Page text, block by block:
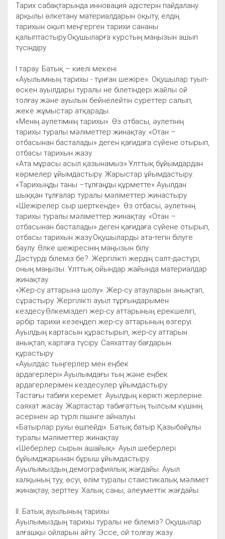
Тарих сабақтарында инновация әдістерін пайдалану
арқылы өлкетану материалдарын оқыту, елдің
тарихын оқып меңгерген тарихи сананы
қалыптастыру.Оқушыларға курстың маңызын ашып
түсіндіру.
І тарау. Батық – киелі мекені
«Ауылымның тарихы - тұнған шежіре». Оқушылар туып-
өскен ауылдары туралы не білетіндері жайлы ой
толғау және ауылын бейнелейтін суреттер салып,
жеке жұмыстар атқарады.
«Менің әулетімнің тарихы». Өз отбасы, әулетінің
тарихы туралы мәліметтер жинақтау. «Отан –
отбасынан басталады» деген қағидаға сүйене отырып,
отбасы тарихын жазу.
«Ата мұрасы асыл қазынамыз».Ұлттық бұйымдардан
көрмелер ұйымдастыру. Жарыстар ұйымдастыру.
«Тарихыңды таны –тұлғаңды құрметте» Ауылдан
шыққан тұлғалар туралы мәліметтер жинастыру
«Шежірелер сыр шерткенде». Өз отбасы, әулетінің
тарихы туралы мәліметтер жинақтау. «Отан –
отбасынан басталады» деген қағидаға сүйене отырып,
отбасы тарихын жазу.Оқушыларды ата-тегін білуге
баулу. Өлке шежіресінің маңызын білу.
Дәстүрді білеміз бе?. Жергілікті жердің салт-дәстүрі,
оның маңызы. Ұлттық ойындар жайында материалдар
жинақтау.
«Жер-су аттарына шолу». Жер-су атауларын анықтап,
сұрастыру. Жергілікті ауыл тұрғындарымен
кездесу.Өлкеміздегі жер-су аттарының ерекшелігі,
әрбір тарихи кезеңдегі жер-су аттарының өзгеруі.
Ауылдың картасын құрастырып, жер-су аттарын
анықтап, картаға түсіру. Саяхаттау бағдарын
құрастыру
«Ауылдас тыңгерлер мен еңбек
ардагерлері».Ауылымдағы тың және еңбек
ардагерлерімен кездесулер ұйымдастыру.
Тастағы табиғи керемет. Ауылдың көрікті жерлеріне
саяхат жасау. Жартастар табиғаттың тылсым күшінің
әсерінен әр түрлі пішінге айналуы.
«Батырлар рухы өшпейді». Батық батыр Қазыбайұлы
туралы мәліметтер жинақтау.
«Шеберлер сырын ашайық». Ауыл шеберлері
бұйымджарынан бұрыш ұйымдастыру.
Ауылымыздың демографиялық жағдайы. Ауыл
халқының туу, өсуі, өлім туралы стаистикалық мәлімет
жинақтау, зерттеу. Халық саны, әлеуметтік жағдайы.
ІІ. Батық ауылының тарихы
Ауылымыздың тарихы туралы не білеміз? Оқушылар
алғашқы ойларын айту. Эссе, ой толғау жазу.